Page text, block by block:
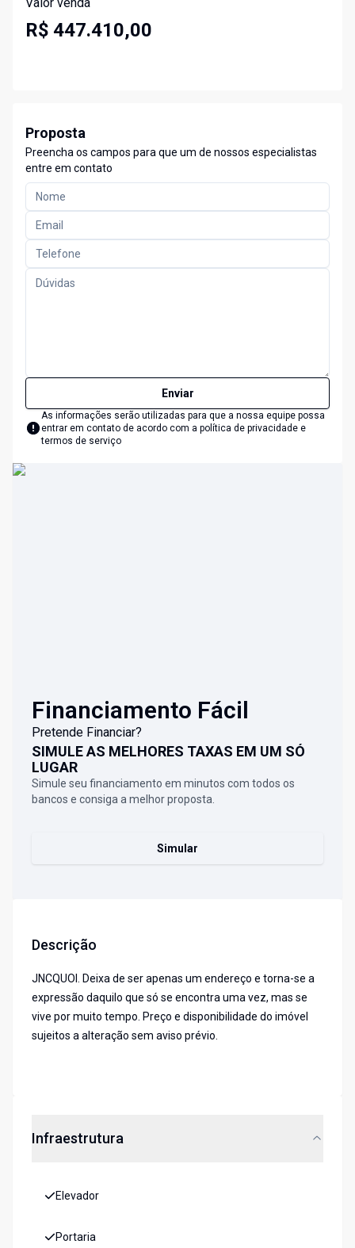
Valor venda
R$ 447.410,00
Proposta
Preencha os campos para que um de nossos especialistas
entre em contato
Enviar
As informações serão utilizadas para que a nossa equipe possa
entrar em contato de acordo com a política de privacidade e
termos de serviço
Financiamento Fácil
Pretende Financiar?
SIMULE AS MELHORES TAXAS EM UM SÓ
LUGAR
Simule seu financiamento em minutos com todos os
bancos e consiga a melhor proposta.
Simular
Descrição
JNCQUOI. Deixa de ser apenas um endereço e torna-se a
expressão daquilo que só se encontra uma vez, mas se
vive por muito tempo. Preço e disponibilidade do imóvel
sujeitos a alteração sem aviso prévio.
Infraestrutura
Elevador
Portaria